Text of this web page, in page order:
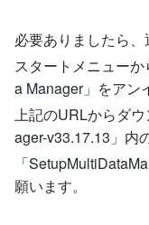
必要ありましたら
スタートメニュー
a Manager」をアン
上記のURLからダ
ager-v33.17.13」内の
「
願います。